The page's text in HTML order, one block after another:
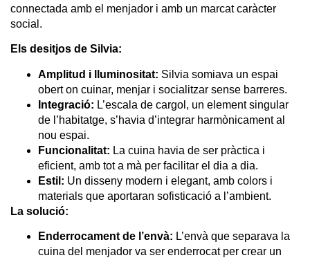
connectada amb el menjador i amb un marcat caràcter
social.
Els desitjos de Silvia:
Amplitud i lluminositat: Silvia somiava un espai
obert on cuinar, menjar i socialitzar sense barreres.
Integració: L’escala de cargol, un element singular
de l’habitatge, s’havia d’integrar harmònicament al
nou espai.
Funcionalitat: La cuina havia de ser pràctica i
eficient, amb tot a mà per facilitar el dia a dia.
Estil: Un disseny modern i elegant, amb colors i
materials que aportaran sofisticació a l’ambient.
La solució:
Enderrocament de l’envà: L’envà que separava la
cuina del menjador va ser enderrocat per crear un